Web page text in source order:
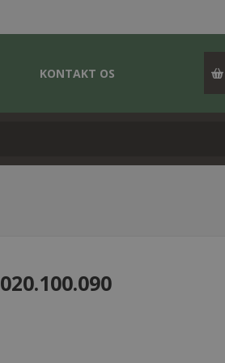
KONTAKT OS